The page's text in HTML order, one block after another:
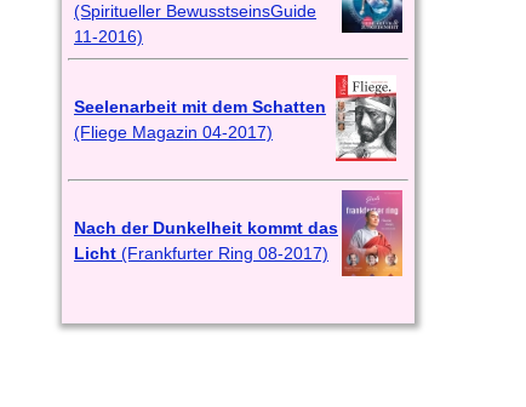
(Spiritueller BewusstseinsGuide
11-2016)
Seelenarbeit mit dem Schatten
(Fliege Magazin 04-2017)
Nach der Dunkelheit kommt das
Licht (Frankfurter Ring 08-2017)